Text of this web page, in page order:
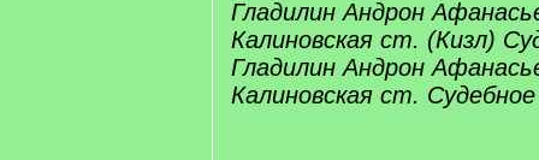
Гладилин Андрон
Калиновская ст. (Кизл)
Гладилин Андрон
Калиновская ст.